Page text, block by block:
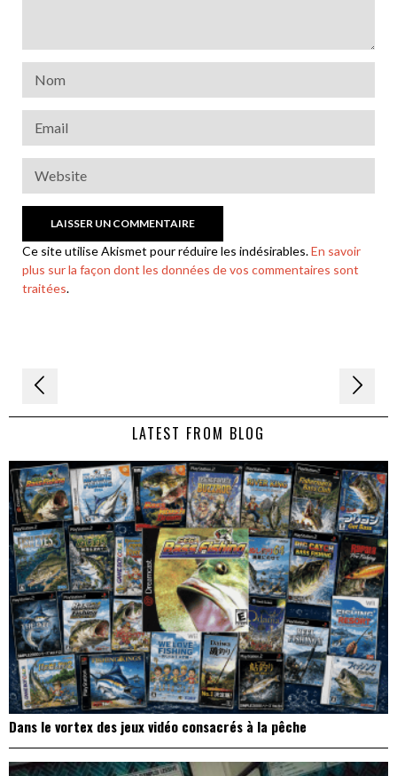
Ce site utilise Akismet pour réduire les indésirables.En savoir
plus sur la façon dont les données de vos commentaires sont
traitées.
Navigation
de LATEST FROM BLOG
Dans le vortex des jeux vidéo consacrés à la pêche